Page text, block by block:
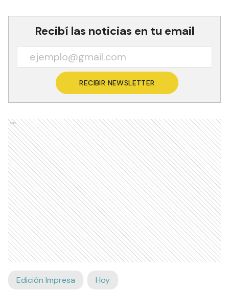
Recibí las noticias en tu email
RECIBIR NEWSLETTER
Ads
Edición Impresa Hoy